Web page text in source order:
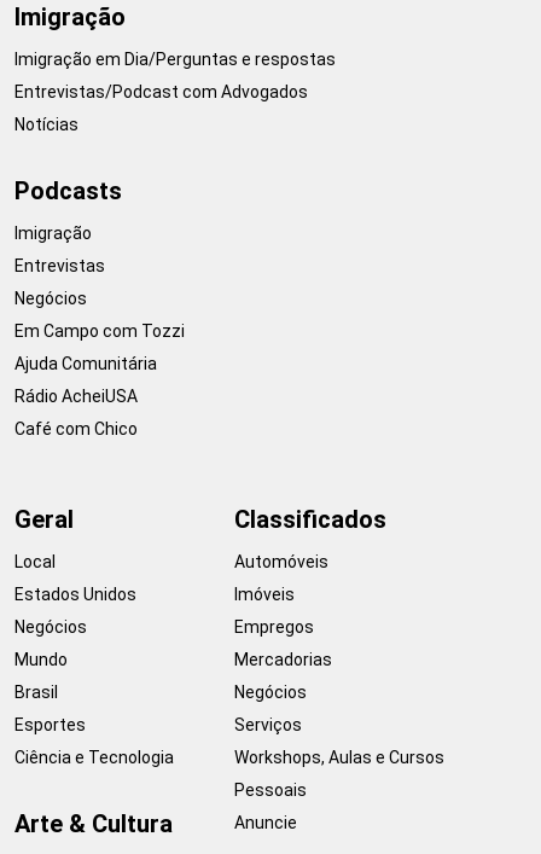
Imigração
Imigração em Dia/Perguntas e respostas
Entrevistas/Podcast com Advogados
Notícias
Podcasts
Imigração
Entrevistas
Negócios
Em Campo com Tozzi
Ajuda Comunitária
Rádio AcheiUSA
Café com Chico
Geral
Local
Estados Unidos
Negócios
Mundo
Brasil
Esportes
Ciência e Tecnologia
Arte & Cultura
Classificados
Automóveis
Imóveis
Empregos
Mercadorias
Negócios
Serviços
Workshops, Aulas e Cursos
Pessoais
Anuncie